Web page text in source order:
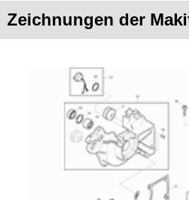
Zeichnungen der